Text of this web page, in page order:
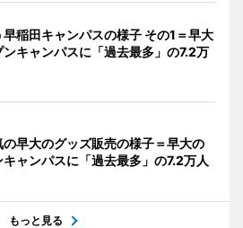
早稲田キャンパスの様子 その1＝早大
ンキャンパスに「過去最多」の7.2万
の早大のグッズ販売の様子＝早大の
ャンパスに「過去最多」の7.2万人
もっと見る